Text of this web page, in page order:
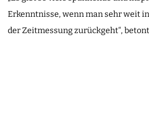
Erkenntnisse, wenn man sehr weit
der Zeitmessung zurückgeht“,